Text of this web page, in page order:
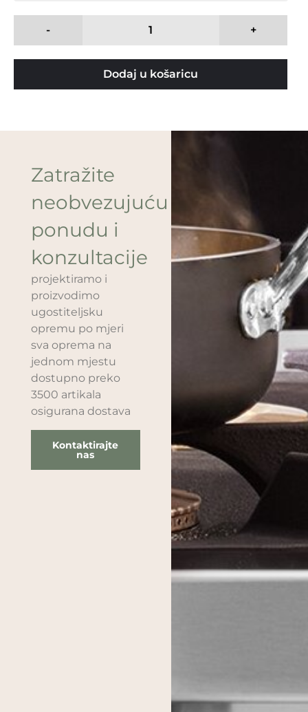
- +
Dodaj u košaricu
Zatražite
neobvezujuću
ponudu i
konzultacije
projektiramo i
proizvodimo
ugostiteljsku
opremu po mjeri
sva oprema na
jednom mjestu
dostupno preko
3500 artikala
osigurana dostava
Kontaktirajte
nas